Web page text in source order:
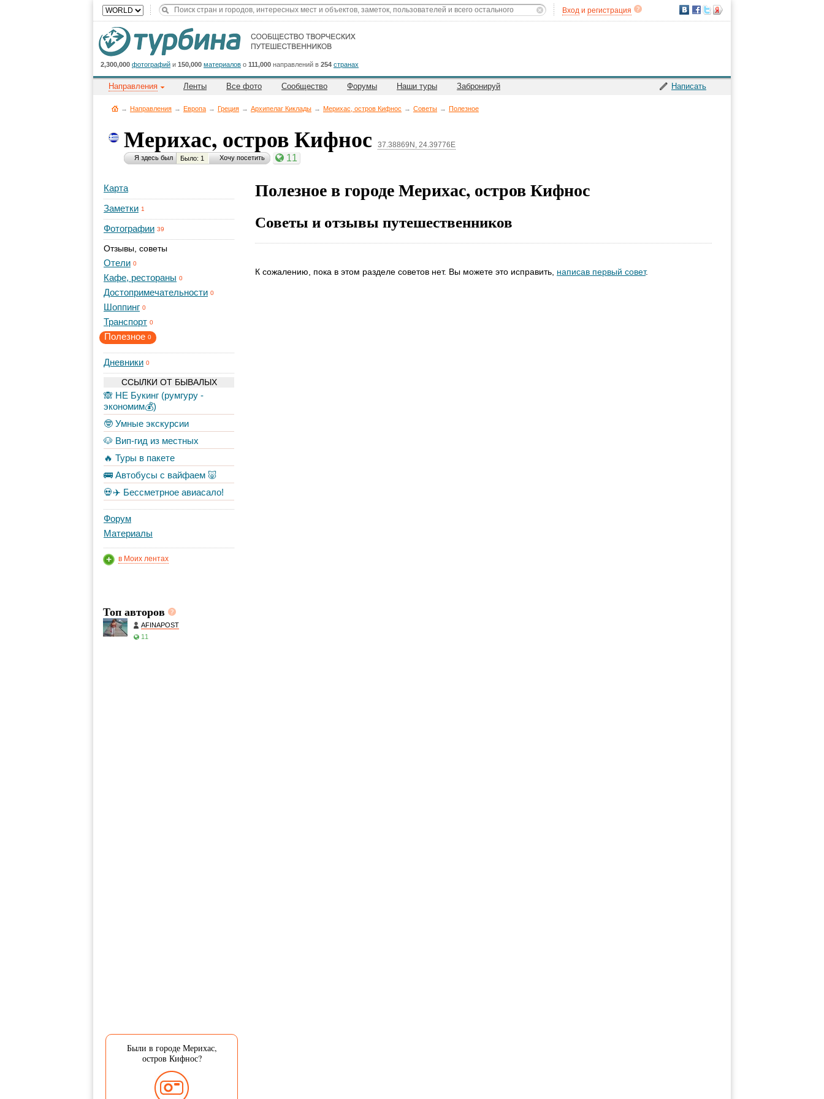
Вход и регистрация
2,300,000 фотографий и 150,000 материалов о 111,000 направлений в 254 странах
Написать
Направления Ленты Все фото Сообщество Форумы Наши туры Забронируй
→ Направления → Европа → Греция → Архипелаг Киклады → Мерихас, остров Кифнос → Советы → Полезное
Мерихас, остров Кифнос 37.38869N, 24.39776E
Я здесь был Было: 1 Хочу посетить 11
Карта
Заметки 1
Фотографии 39
Отзывы, советы
Отели 0
Кафе, рестораны 0
Достопримечательности 0
Шоппинг 0
Транспорт 0
Полезное 0
Дневники 0
ССЫЛКИ ОТ БЫВАЛЫХ
🙈 НЕ Букинг (румгуру -
экономим💰)
🤓 Умные экскурсии
🐶 Вип-гид из местных
🔥 Туры в пакете
🚌 Автобусы с вайфаем 🐷
💀✈️ Бессметрное авиасало!
Форум
Материалы
в Моих лентах
Топ авторов
AFINAPOST
11
Были в городе Мерихас,
остров Кифнос?
Полезное в городе Мерихас, остров Кифнос
Советы и отзывы путешественников
К сожалению, пока в этом разделе советов нет. Вы можете это исправить, написав первый совет.